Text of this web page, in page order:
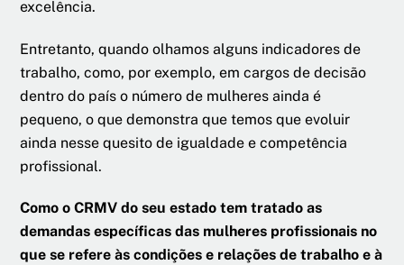
excelência.
Entretanto, quando olhamos alguns indicadores de
trabalho, como, por exemplo, em cargos de decisão
dentro do país o número de mulheres ainda é
pequeno, o que demonstra que temos que evoluir
ainda nesse quesito de igualdade e competência
profissional.
Como o CRMV do seu estado tem tratado as
demandas específicas das mulheres profissionais no
que se refere às condições e relações de trabalho e à